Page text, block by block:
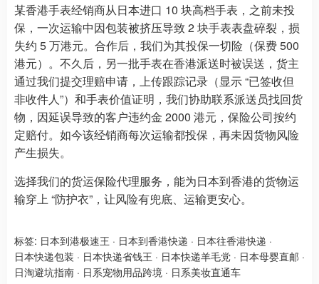
某香港手表经销商从日本进口 10 块高档手表，之前未投
保，一次运输中因包装被挤压导致 2 块手表表盘碎裂，损
失约 5 万港元。合作后，我们为其投保一切险（保费 500
港元）。不久后，另一批手表在香港派送时被误送，货主
通过我们提交理赔申请，上传跟踪记录（显示 “已签收但
非收件人”）和手表价值证明，我们协助联系派送员找回货
物，因延误导致的客户违约金 2000 港元，保险公司按约
定赔付。如今该经销商每次运输都投保，再未因货物风险
产生损失。
选择我们的货运保险代理服务，能为日本到香港的货物运
输穿上 “防护衣”，让风险有兜底、运输更安心。
标签: 日本到港极速王 · 日本到香港快递 · 日本往香港快递 ·
日本快递包装 · 日本快递省钱王 · 日本快递羊毛党 · 日本母婴直邮 ·
日淘避坑指南 · 日系宠物用品跨境 · 日系美妆直通车